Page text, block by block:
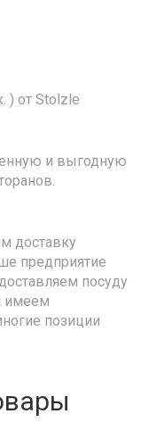
) от Stolzle
и выгодную
доставку
предприятие
посуду
имеем
позиции